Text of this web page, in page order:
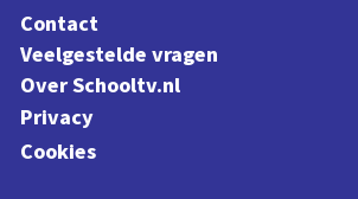
Contact
Veelgestelde vragen
Over Schooltv.nl
Privacy
Cookies